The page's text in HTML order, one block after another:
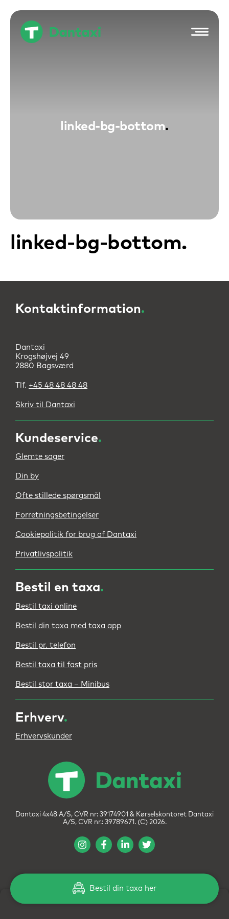
Hop
indholdet
linked-bg-bottom
linked-bg-bottom
Kontaktinformation.
Dantaxi
Krogshøjvej 49
2880 Bagsværd
Tlf. +45 48 48 48 48
Skriv til Dantaxi
Kundeservice.
Glemte sager
Din by
Ofte stillede spørgsmål
Forretningsbetingelser
Cookiepolitik for brug af Dantaxi
Privatlivspolitik
Bestil en taxa.
Bestil taxi online
Bestil din taxa med taxa app
Bestil pr. telefon
Bestil taxa til fast pris
Bestil stor taxa – Minibus
Erhverv.
Erhvervskunder
Dantaxi 4x48 A/S, CVR nr: 39174901 & Kørselskontoret Dantaxi
A/S, CVR nr.: 39789671. (C) 2026.
Bestil din taxa her